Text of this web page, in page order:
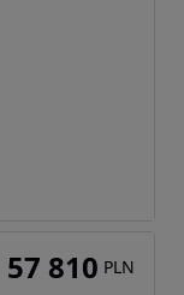
57 810 PLN